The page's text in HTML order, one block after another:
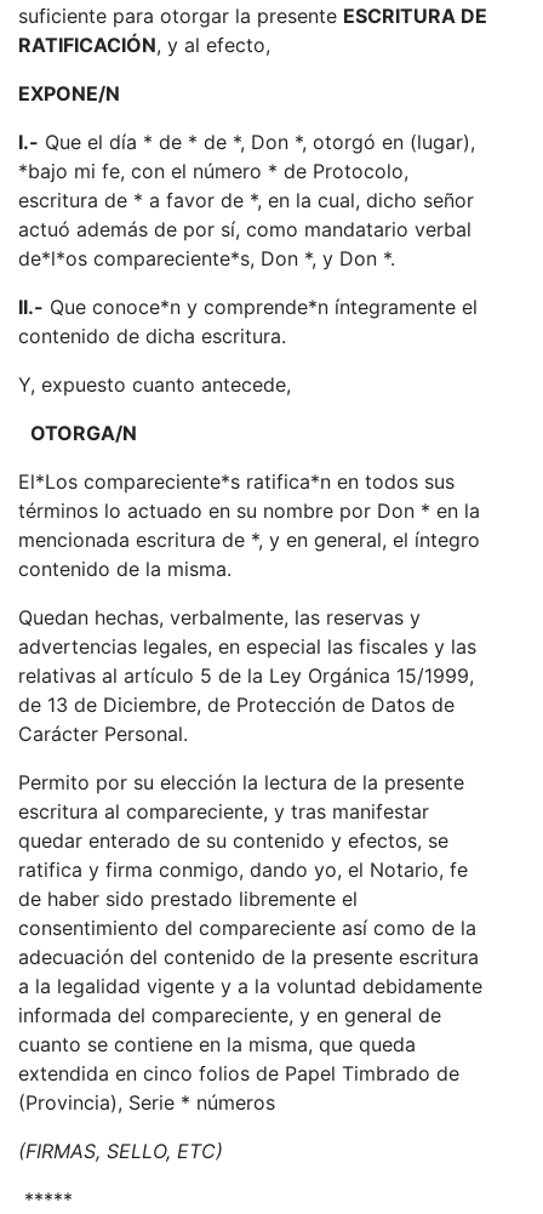
suficiente para otorgar la presente ESCRITURA DE
RATIFICACIÓN, y al efecto,
EXPONE/N
I.- Que el día * de * de *, Don *, otorgó en (lugar),
*bajo mi fe, con el número * de Protocolo,
escritura de * a favor de *, en la cual, dicho señor
actuó además de por sí, como mandatario verbal
de*l*os compareciente*s, Don *, y Don *.
II.- Que conoce*n y comprende*n íntegramente el
contenido de dicha escritura.
Y, expuesto cuanto antecede,
OTORGA/N
El*Los compareciente*s ratifica*n en todos sus
términos lo actuado en su nombre por Don * en la
mencionada escritura de *, y en general, el íntegro
contenido de la misma.
Quedan hechas, verbalmente, las reservas y
advertencias legales, en especial las fiscales y las
relativas al artículo 5 de la Ley Orgánica 15/1999,
de 13 de Diciembre, de Protección de Datos de
Carácter Personal.
Permito por su elección la lectura de la presente
escritura al compareciente, y tras manifestar
quedar enterado de su contenido y efectos, se
ratifica y firma conmigo, dando yo, el Notario, fe
de haber sido prestado libremente el
consentimiento del compareciente así como de la
adecuación del contenido de la presente escritura
a la legalidad vigente y a la voluntad debidamente
informada del compareciente, y en general de
cuanto se contiene en la misma, que queda
extendida en cinco folios de Papel Timbrado de
(Provincia), Serie * números
(FIRMAS, SELLO, ETC)
*****